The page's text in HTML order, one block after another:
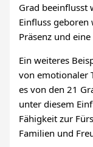
Grad beeinflusst
Einfluss geboren
Präsenz und
Ein weiteres
von emotionaler
es von den 21
unter diesem
Fähigkeit zur
Familien und